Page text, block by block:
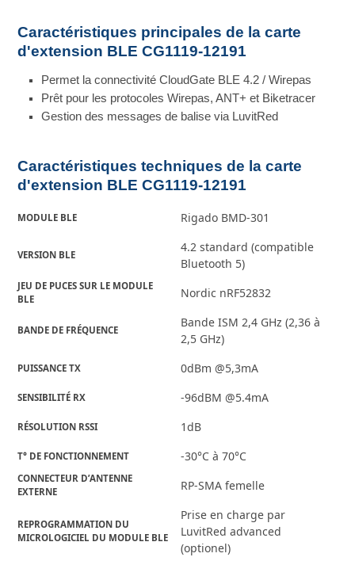
Caractéristiques principales de la carte
d'extension BLE CG1119-12191
Permet la connectivité CloudGate BLE 4.2 / Wirepas
Prêt pour les protocoles Wirepas, ANT+ et Biketracer
Gestion des messages de balise via LuvitRed
Caractéristiques techniques de la carte
d'extension BLE CG1119-12191
MODULE BLE Rigado BMD-301
VERSION BLE
4.2 standard (compatible
Bluetooth 5)
JEU DE PUCES SUR LE MODULE
BLE
Nordic nRF52832
BANDE DE FRÉQUENCE
Bande ISM 2,4 GHz (2,36 à
2,5 GHz)
PUISSANCE TX 0dBm @5,3mA
SENSIBILITÉ RX -96dBM @5.4mA
RÉSOLUTION RSSI 1dB
T° DE FONCTIONNEMENT -30°C à 70°C
CONNECTEUR D’ANTENNE
EXTERNE
RP-SMA femelle
REPROGRAMMATION DU
MICROLOGICIEL DU MODULE BLE
Prise en charge par
LuvitRed advanced
(optionel)